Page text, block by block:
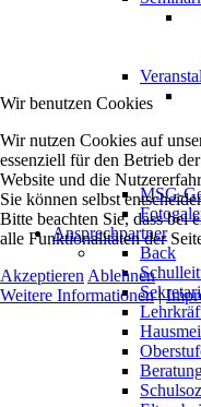
MSG-
Ansprechpartner
Back
Wir benutzen Cookies
Wir nutzen Cookies auf
essenziell für den Betrieb
Website und die
Sie können selbst
Bitte beachten Sie, dass bei
alle Funktionalitäten der
Akzeptieren Ablehnen
Weitere Informationen|